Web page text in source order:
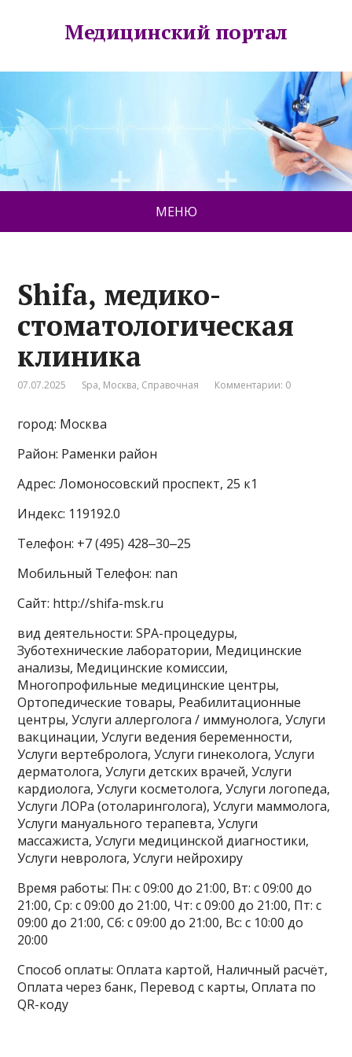
Медицинский портал
МЕНЮ
Shifa, медико-
стоматологическая
клиника
07.07.2025 Spa, Москва, Справочная Комментарии: 0
город: Москва
Район: Раменки район
Адрес: Ломоносовский проспект, 25 к1
Индекс: 119192.0
Телефон: +7 (495) 428‒30‒25
Мобильный Телефон: nan
Сайт: http://shifa-msk.ru
вид деятельности: SPA-процедуры,
Зуботехнические лаборатории, Медицинские
анализы, Медицинские комиссии,
Многопрофильные медицинские центры,
Ортопедические товары, Реабилитационные
центры, Услуги аллерголога / иммунолога, Услуги
вакцинации, Услуги ведения беременности,
Услуги вертебролога, Услуги гинеколога, Услуги
дерматолога, Услуги детских врачей, Услуги
кардиолога, Услуги косметолога, Услуги логопеда,
Услуги ЛОРа (отоларинголога), Услуги маммолога,
Услуги мануального терапевта, Услуги
массажиста, Услуги медицинской диагностики,
Услуги невролога, Услуги нейрохиру
Время работы: Пн: с 09:00 до 21:00, Вт: с 09:00 до
21:00, Ср: с 09:00 до 21:00, Чт: с 09:00 до 21:00, Пт: с
09:00 до 21:00, Сб: с 09:00 до 21:00, Вс: с 10:00 до
20:00
Способ оплаты: Оплата картой, Наличный расчёт,
Оплата через банк, Перевод с карты, Оплата по
QR-коду